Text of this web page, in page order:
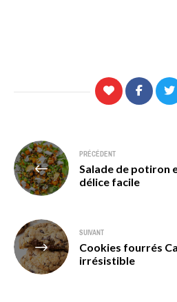
Navigation
de
l’article
PRÉCÉDENT
Salade de potiron
délice facile
SUIVANT
Cookies fourrés
irrésistible